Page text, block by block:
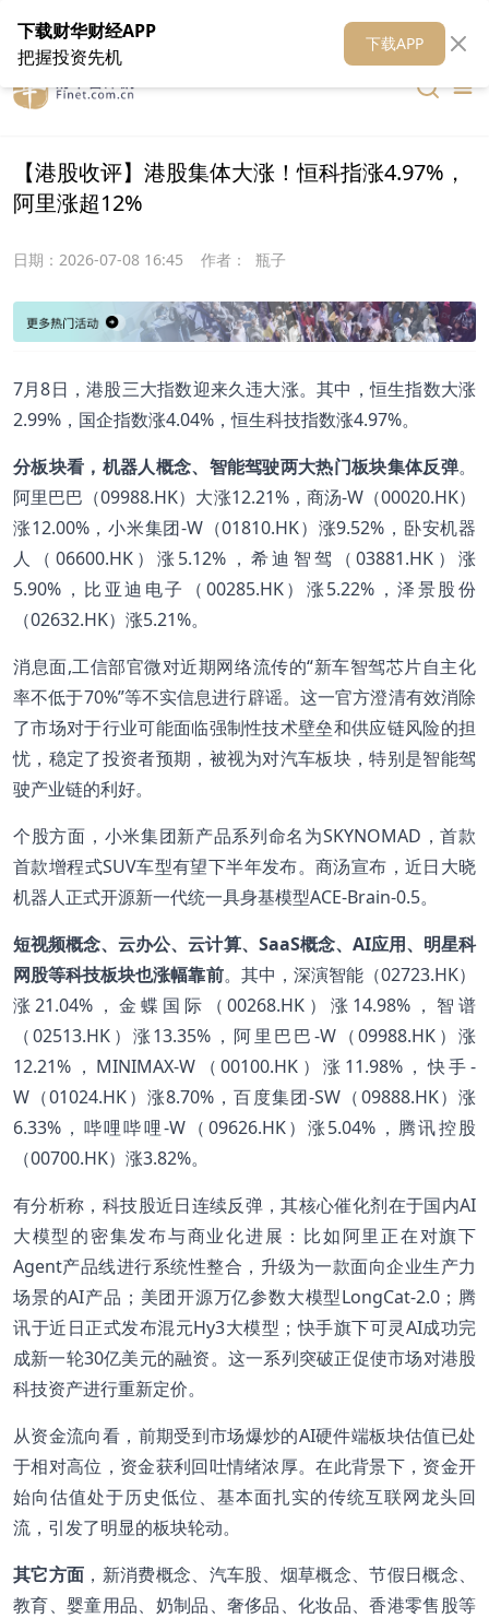
在线客服 关于我们 财华媒体矩阵 财华智库
【港股收评】港股集体大涨！恒科指涨4.97%，
阿里涨超12%
日期： 2026-07-08 16:45 作者： 瓶子
7月8日，港股三大指数迎来久违大涨。其中，恒生指数大涨
2.99%，国企指数涨4.04%，恒生科技指数涨4.97%。
分板块看，机器人概念、智能驾驶两大热门板块集体反弹。
阿里巴巴（09988.HK）大涨12.21%，商汤-W（00020.HK）
涨12.00%，小米集团-W（01810.HK）涨9.52%，卧安机器
人（06600.HK）涨5.12%，希迪智驾（03881.HK）涨
5.90%，比亚迪电子（00285.HK）涨5.22%，泽景股份
（02632.HK）涨5.21%。
消息面,工信部官微对近期网络流传的“新车智驾芯片自主化
率不低于70%”等不实信息进行辟谣。这一官方澄清有效消除
了市场对于行业可能面临强制性技术壁垒和供应链风险的担
忧，稳定了投资者预期，被视为对汽车板块，特别是智能驾
驶产业链的利好。
个股方面，小米集团新产品系列命名为SKYNOMAD，首款
首款增程式SUV车型有望下半年发布。商汤宣布，近日大晓
机器人正式开源新一代统一具身基模型ACE-Brain-0.5。
短视频概念、云办公、云计算、SaaS概念、AI应用、明星科
网股等科技板块也涨幅靠前。其中，深演智能（02723.HK）
涨21.04%，金蝶国际（00268.HK）涨14.98%，智谱
（02513.HK）涨13.35%，阿里巴巴-W（09988.HK）涨
12.21%，MINIMAX-W（00100.HK）涨11.98%，快手-
W（01024.HK）涨8.70%，百度集团-SW（09888.HK）涨
6.33%，哔哩哔哩-W（09626.HK）涨5.04%，腾讯控股
（00700.HK）涨3.82%。
有分析称，科技股近日连续反弹，其核心催化剂在于国内AI
大模型的密集发布与商业化进展：比如阿里正在对旗下
Agent产品线进行系统性整合，升级为一款面向企业生产力
场景的AI产品；美团开源万亿参数大模型LongCat-2.0；腾
讯于近日正式发布混元Hy3大模型；快手旗下可灵AI成功完
成新一轮30亿美元的融资。这一系列突破正促使市场对港股
科技资产进行重新定价。
从资金流向看，前期受到市场爆炒的AI硬件端板块估值已处
于相对高位，资金获利回吐情绪浓厚。在此背景下，资金开
始向估值处于历史低位、基本面扎实的传统互联网龙头回
流，引发了明显的板块轮动。
其它方面 ，新消费概念、汽车股、烟草概念、节假日概念、
教育、婴童用品、奶制品、奢侈品、化妆品、香港零售股等
下载财华财经APP
把握投资先机
下载APP